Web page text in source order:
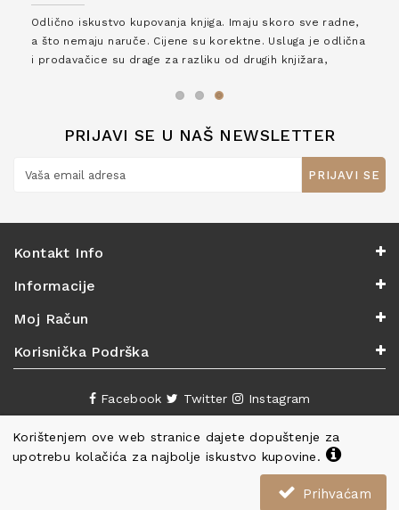
Korištenjem ove web stranice dajete dopuštenje za
upotrebu kolačića za najbolje iskustvo kupovine.
Prihvaćam
Odlično iskustvo kupovanja knjiga. Imaju skoro sve radne,
a što nemaju naruče. Cijene su korektne. Usluga je odlična
i prodavačice su drage za razliku od drugih knjižara,
PRIJAVI SE U NAŠ NEWSLETTER
PRIJAVI SE
Kontakt Info
Informacije
Moj Račun
Korisnička Podrška
Facebook Twitter Instagram